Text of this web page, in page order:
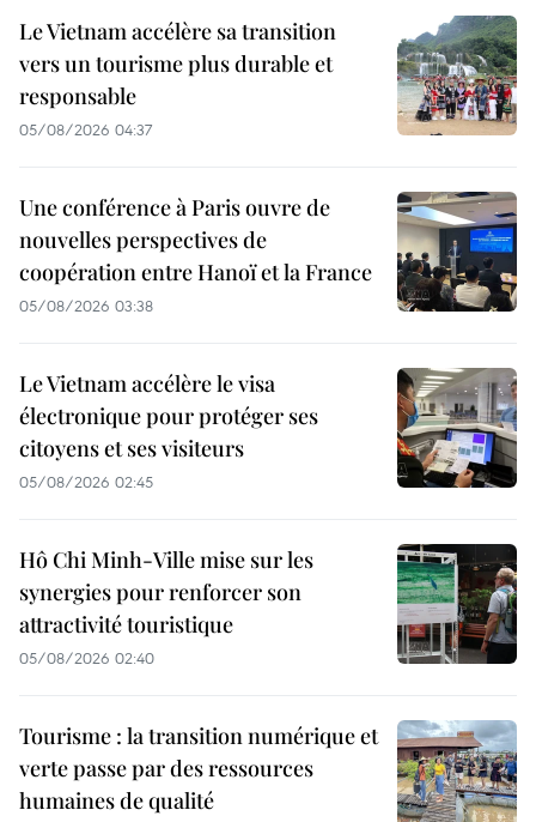
Le Vietnam accélère sa transition
vers un tourisme plus durable et
responsable
05/08/2026 04:37
Une conférence à Paris ouvre de
nouvelles perspectives de
coopération entre Hanoï et la France
05/08/2026 03:38
Le Vietnam accélère le visa
électronique pour protéger ses
citoyens et ses visiteurs
05/08/2026 02:45
Hô Chi Minh-Ville mise sur les
synergies pour renforcer son
attractivité touristique
05/08/2026 02:40
Tourisme : la transition numérique et
verte passe par des ressources
humaines de qualité